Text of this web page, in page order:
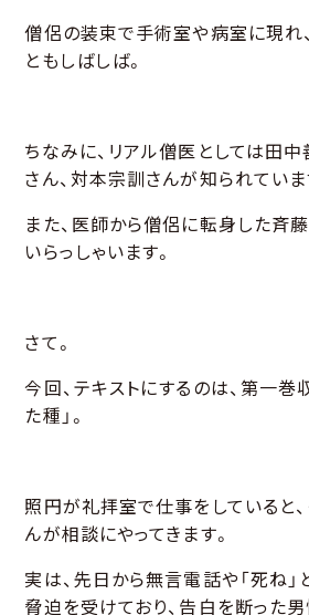
僧侶の装束で手術室や病室に現れ
ともしばしば。
ちなみに、リアル僧医としては田
さん、対本宗訓さんが知られていま
また、医師から僧侶に転身した斉
いらっしゃいます。
さて。
今回、テキストにするのは、第一巻
た種」。
照円が礼拝室で仕事をしていると
んが相談にやってきます。
実は、先日から無言電話や「死ね
脅迫を受けており、告白を断った